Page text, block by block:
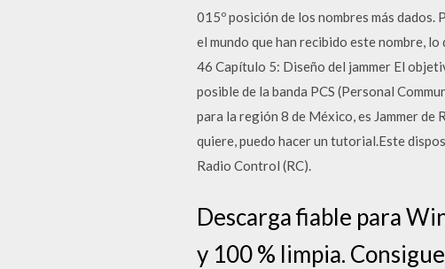
015º posición de los nombres más
el mundo que han recibido este nombre,
46 Capítulo 5: Diseño del jammer El
posible de la banda PCS (Personal
para la región 8 de México, es Jammer
quiere, puedo hacer un tutorial.Este
Radio Control (RC).
Descarga fiable para
y 100 % limpia.